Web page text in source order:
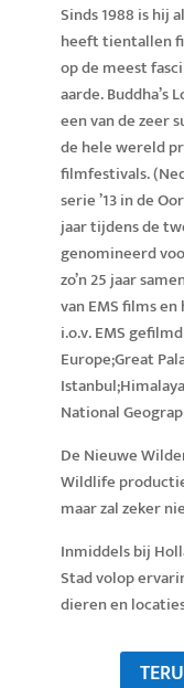
Sinds 1988 is hij
heeft tientallen
op de meest
aarde. Buddha’s
een van de zeer
de hele wereld
filmfestivals.
serie ’13 in de
jaar tijdens de
genomineerd
zo’n 25 jaar
van EMS films
i.o.v. EMS
Europe;Great
National
De Nieuwe
Wildlife
maar zal zeker
Inmiddels bij
Stad volop
dieren en